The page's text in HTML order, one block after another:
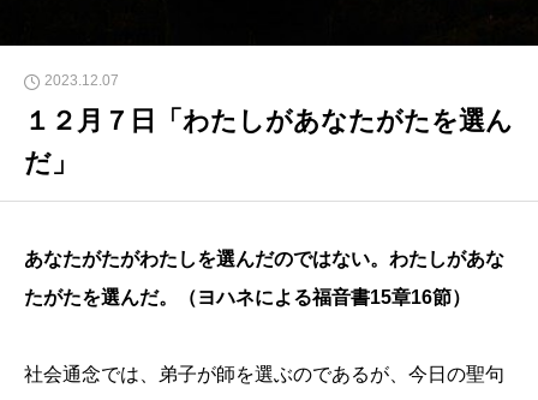
2023.12.07
１２月７日「わたしがあなたがたを選ん
だ」
あなたがたがわたしを選んだのではない。わたしがあな
たがたを選んだ。（ヨハネによる福音書15章16節）
社会通念では、弟子が師を選ぶのであるが、今日の聖句